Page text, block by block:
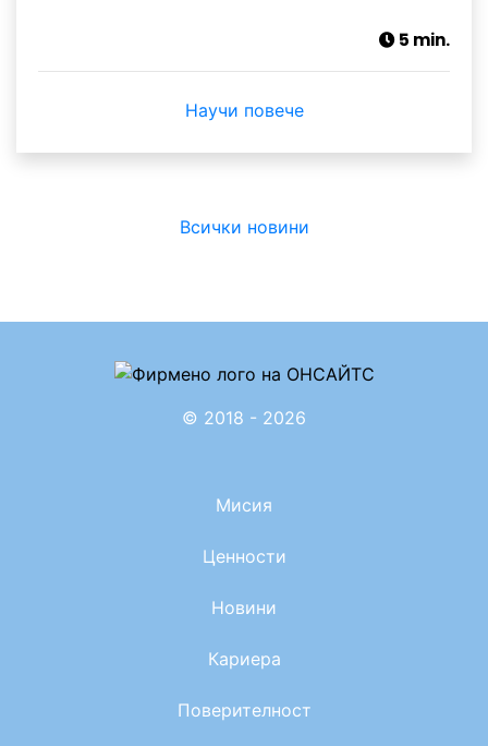
5 min.
Научи повече
Всички новини
© 2018 - 2026
Мисия
Ценности
Новини
Кариера
Поверителност